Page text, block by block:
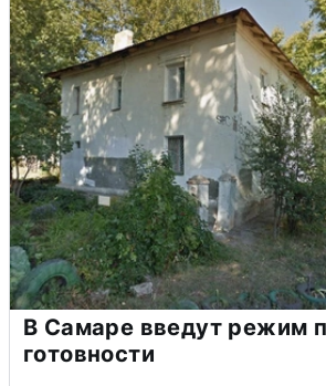
В Самаре введут режим
готовности